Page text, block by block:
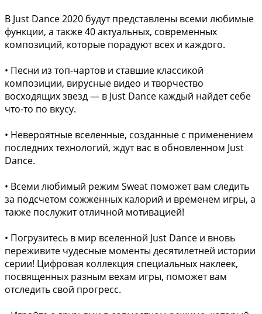
В Just Dance 2020 будут представлены всеми любимые
функции, а также 40 актуальных, современных
композиций, которые порадуют всех и каждого.
• Песни из топ-чартов и ставшие классикой
композиции, вирусные видео и творчество
восходящих звезд — в Just Dance каждый найдет себе
что-то по вкусу.
• Невероятные вселенные, созданные с применением
последних технологий, ждут вас в обновленном Just
Dance.
• Всеми любимый режим Sweat поможет вам следить
за подсчетом сожженных калорий и временем игры, а
также послужит отличной мотивацией!
• Погрузитесь в мир вселенной Just Dance и вновь
переживите чудесные моменты десятилетней истории
серии! Цифровая коллекция специальных наклеек,
посвященных разным вехам игры, поможет вам
отследить свой прогресс.